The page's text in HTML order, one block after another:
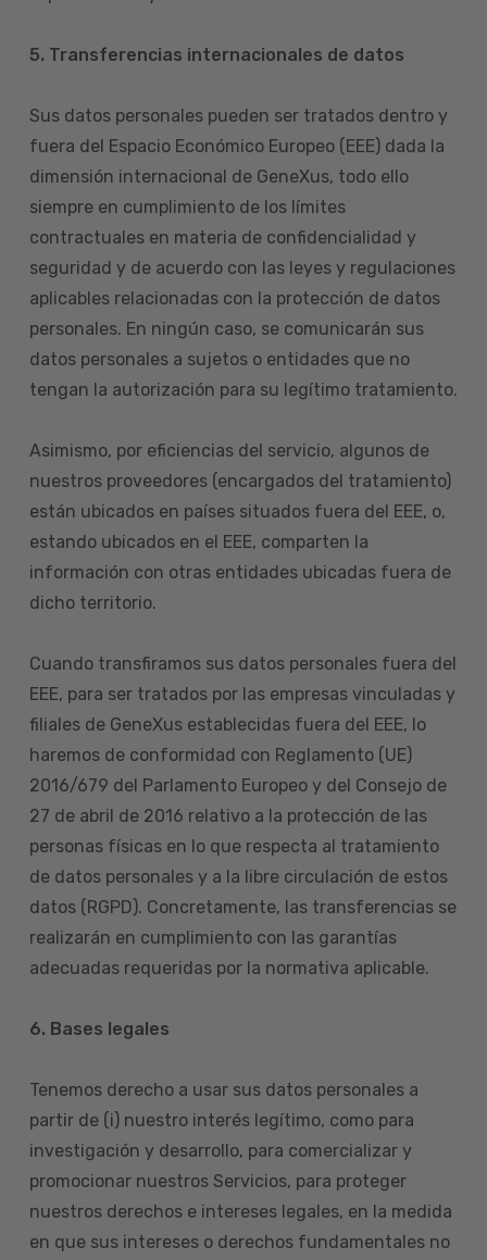
5. Transferencias internacionales de datos
Sus datos personales pueden ser tratados dentro y
fuera del Espacio Económico Europeo (EEE) dada la
dimensión internacional de GeneXus, todo ello
siempre en cumplimiento de los límites
contractuales en materia de confidencialidad y
seguridad y de acuerdo con las leyes y regulaciones
aplicables relacionadas con la protección de datos
personales. En ningún caso, se comunicarán sus
datos personales a sujetos o entidades que no
tengan la autorización para su legítimo tratamiento.
Asimismo, por eficiencias del servicio, algunos de
nuestros proveedores (encargados del tratamiento)
están ubicados en países situados fuera del EEE, o,
estando ubicados en el EEE, comparten la
información con otras entidades ubicadas fuera de
dicho territorio.
Cuando transfiramos sus datos personales fuera del
EEE, para ser tratados por las empresas vinculadas y
filiales de GeneXus establecidas fuera del EEE, lo
haremos de conformidad con Reglamento (UE)
2016/679 del Parlamento Europeo y del Consejo de
27 de abril de 2016 relativo a la protección de las
personas físicas en lo que respecta al tratamiento
de datos personales y a la libre circulación de estos
datos (RGPD). Concretamente, las transferencias se
realizarán en cumplimiento con las garantías
adecuadas requeridas por la normativa aplicable.
6. Bases legales
Tenemos derecho a usar sus datos personales a
partir de (i) nuestro interés legítimo, como para
investigación y desarrollo, para comercializar y
promocionar nuestros Servicios, para proteger
nuestros derechos e intereses legales, en la medida
en que sus intereses o derechos fundamentales no